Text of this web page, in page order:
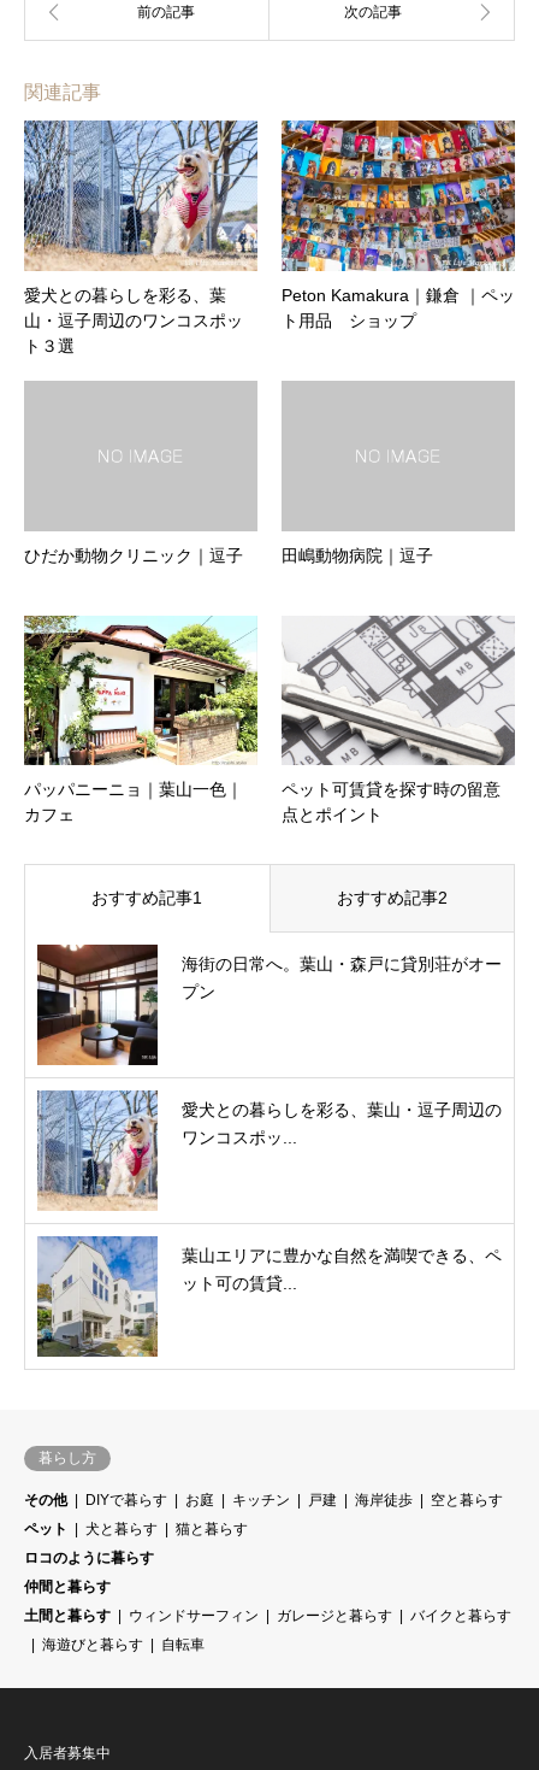
関連記事
愛犬との暮らしを彩る、葉
山・逗子周辺のワンコスポッ
ト３選
Peton Kamakura｜鎌倉 ｜ペッ
ト用品 ショップ
ひだか動物クリニック｜逗子 田嶋動物病院｜逗子
パッパニーニョ｜葉山一色｜
カフェ
ペット可賃貸を探す時の留意
点とポイント
おすすめ記事1 おすすめ記事2
海街の日常へ。葉山・森戸に貸別荘がオー
プン
愛犬との暮らしを彩る、葉山・逗子周辺の
ワンコスポッ...
葉山エリアに豊かな自然を満喫できる、ペ
ット可の賃貸...
暮らし方
その他 DIYで暮らす お庭 キッチン 戸建 海岸徒歩
空と暮らす
ペット
犬と暮らす
猫と暮らす
ロコのように暮らす
仲間と暮らす
土間と暮らす
ウィンドサーフィン ガレージと暮らす
バイクと暮らす
海遊びと暮らす
自転車
入居者募集中